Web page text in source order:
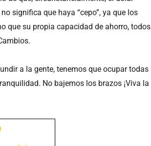
significa que haya “cepo”, ya que los
que su propia capacidad de ahorro, todos
a la gente, tenemos que ocupar todas
No bajemos los brazos ¡Viva la